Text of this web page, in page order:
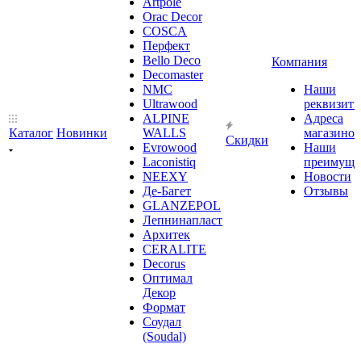
Каталог Новинки
Orac Decor
COSCA
Перфект
Bello Deco
Decomaster
NMС
Ultrawood
ALPINE
WALLS
Evrowood
Laconistiq
NEEXY
Де-Багет
GLANZEPOL
Лепнинапласт
Архитек
CERALITE
Decorus
Оптимал
Декор
Формат
Соудал
(Soudal)
Скидки
Компания
Наши
Адреса
магазинов
Наши
Новости
Отзывы